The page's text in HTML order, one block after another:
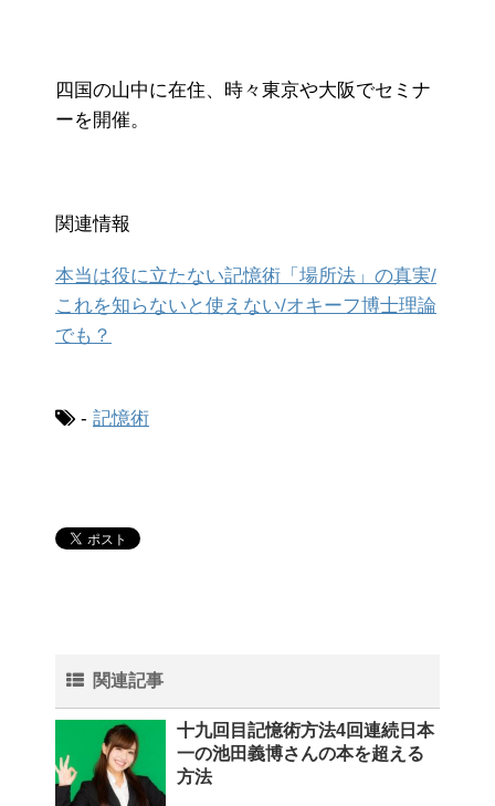
四国の山中に在住、時々東京や大阪でセミナ
ーを開催。
関連情報
本当は役に立たない記憶術「場所法」の真実/
これを知らないと使えない/オキーフ博士理論
でも？
- 記憶術
関連記事
十九回目記憶術方法4回連続日本
一の池田義博さんの本を超える
方法